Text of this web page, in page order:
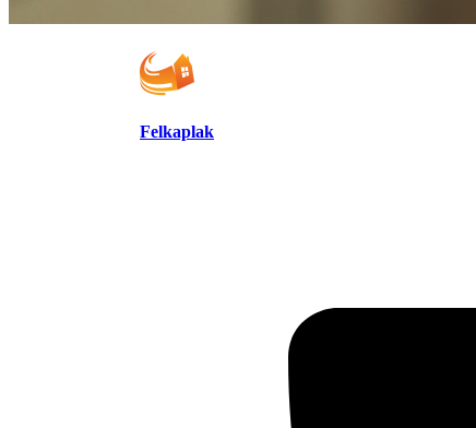
Felkaplak